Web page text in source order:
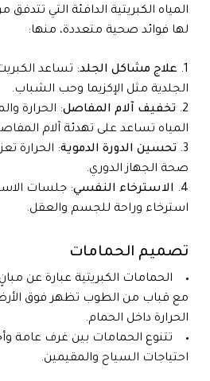
المياه الكبريتية الدافئة التي
لها فوائد صحية متعددة، منها:
علاج مشاكل الجلد: تساعد
الجلدية مثل الإكزيما وحب الشباب.
تخفيف آلام المفاصل: الحرارة
المياه تساعد على تهدئة آلام
تحسين الدورة الدموية: الحرارة
صحة الجهاز الدوري.
الاسترخاء النفسي: جلسات
استرخاء وراحة للجسم والعقل.
تصميم الحمامات
الحمامات الكبريتية عبارة عن
مع قباب من الطوب تظهر فوق
الحرارة داخل الحمام.
تتنوع الحمامات بين غرف عامة
احتياجات السياح والمقيمين.